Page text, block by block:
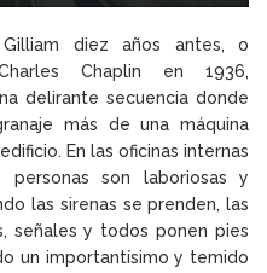
diez años antes, o
Chaplin en 1936,
delirante secuencia donde
más de una máquina
En las oficinas internas
son laboriosas y
las sirenas se prenden, las
señales y todos ponen pies
un importantísimo y temido